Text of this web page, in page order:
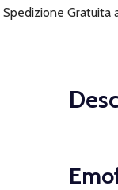
Spedizione Gratuita